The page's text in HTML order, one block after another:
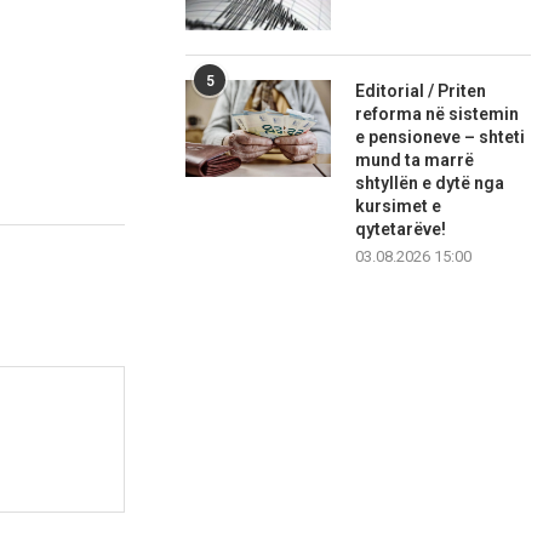
5
Editorial / Priten
reforma në sistemin
e pensioneve – shteti
mund ta marrë
shtyllën e dytë nga
kursimet e
qytetarëve!
03.08.2026 15:00